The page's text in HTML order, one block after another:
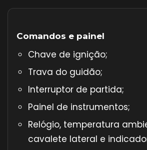
Comandos e painel
Chave de ignição;
Trava do guidão;
Interruptor de partida;
Painel de instrumentos;
Relógio, temperatura
cavalete lateral e